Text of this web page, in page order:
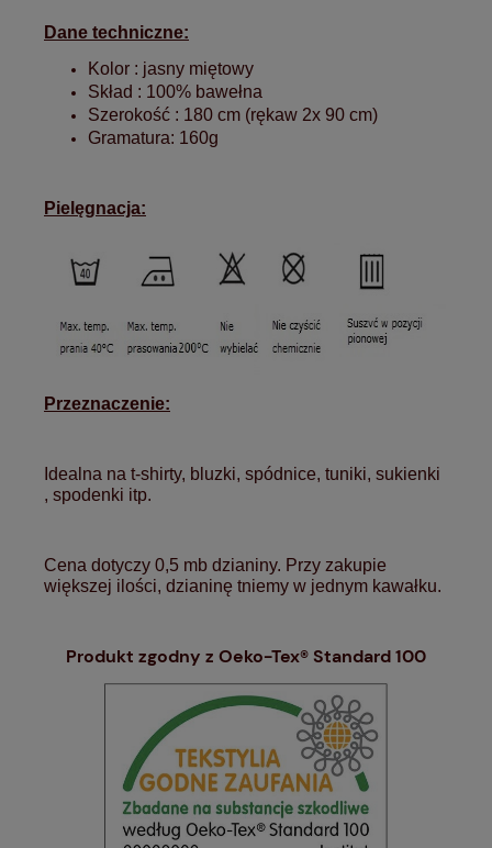
Dane techniczne:
Kolor : jasny miętowy
Skład : 100% bawełna
Szerokość : 180 cm (rękaw 2x 90 cm)
Gramatura: 160g
Pielęgnacja:
Przeznaczenie:
Idealna na t-shirty, bluzki, spódnice, tuniki, sukienki
, spodenki itp.
Cena dotyczy 0,5 mb dzianiny. Przy zakupie
większej ilości, dzianinę tniemy w jednym kawałku.
Produkt zgodny z Oeko-Tex® Standard 100